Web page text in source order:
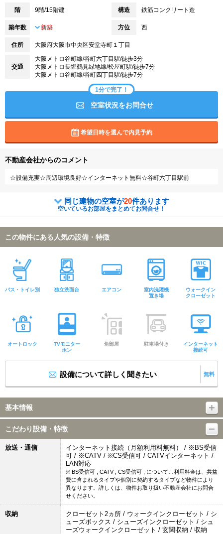
階 9階/15階建 構造 鉄筋コンクリート造
築年数 新築 方位 西
住所 大阪府大阪市中央区安堂寺町１丁目
交通
大阪メトロ谷町線/谷町六丁目駅/徒歩3分
大阪メトロ長堀鶴見緑地線/松屋町駅/徒歩7分
大阪メトロ谷町線/谷町四丁目駅/徒歩7分
1分で完了！
空室状況をお問合せ
希望日時を選んで内見予約
不動産会社からのコメント
☆設備充実☆周辺環境良好☆インターネット無料☆谷町六丁目駅前
同じ建物の空室が20件あります
空いているお部屋をまとめてお問合せ！
この物件にある人気の設備・特徴
バス・トイレ別 独立洗面台 エアコン
室内洗濯機
置き場
ウォークイン
クローゼット
オートロック
TVモニター
ホン
角部屋 駐車場付き
インターネット
接続可
設備について詳しく聞きたい 無料
基本情報
こだわり設備・特徴
放送・通信
インターネット接続（月額利用料無料） / ※BS受信
可 / ※CATV / ※CS受信可 / CATVインターネット /
LAN対応
※ BS受信可 , CATV , CS受信可 , について…利用料金は、共益
費に含まれるタイプや個別に契約するタイプなど物件により
異なります。詳しくは、物件お取り扱い不動産会社にお問合
せください。
収納
クローゼット2ヵ所 / ウォークインクローゼット / シ
ューズボックス / シューズインクローゼット / シュ
ーズウォークインクローゼット / 玄関収納 / 収納